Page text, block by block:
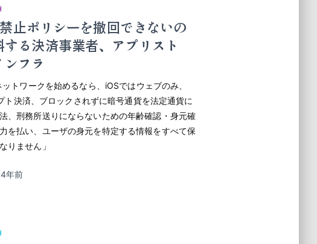
止ポリシーを撤回できないの
る決済事業者、アプリスト
フラ
トワークを始めるなら、iOSではウェブのみ、
決済、ブロックされずに暗号通貨を法定通貨に
、刑務所送りにならないための年齢確認・身元確
を払い、ユーザの身元を特定する情報をすべて保
りません」
4年前